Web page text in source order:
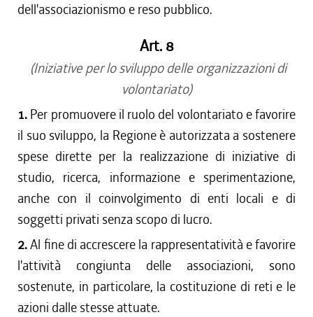
dell'associazionismo e reso pubblico.
Art. 8
(Iniziative per lo sviluppo delle organizzazioni di
volontariato)
1. Per promuovere il ruolo del volontariato e favorire
il suo sviluppo, la Regione è autorizzata a sostenere
spese dirette per la realizzazione di iniziative di
studio, ricerca, informazione e sperimentazione,
anche con il coinvolgimento di enti locali e di
soggetti privati senza scopo di lucro.
2.Al fine di accrescere la rappresentatività e favorire
l'attività congiunta delle associazioni, sono
sostenute, in particolare, la costituzione di reti e le
azioni dalle stesse attuate.